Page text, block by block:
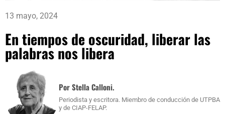
13 mayo, 2024
En tiempos de oscuridad, liberar las
palabras nos libera
Por Stella Calloni.
Periodista y escritora. Miembro de conducción de UTPBA
y de CIAP-FELAP.